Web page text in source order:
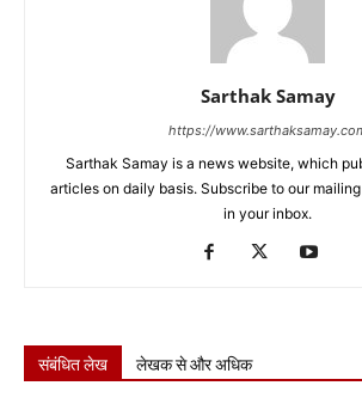
Sarthak Samay
https://
Sarthak Samay is a news website, which
articles on daily basis. Subscribe to our
in your inbox.
संबंधित लेख लेखक से और अधिक